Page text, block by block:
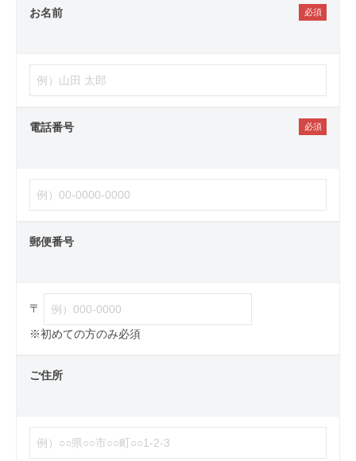
お名前
電話番号
郵便番号
〒
※初めての方のみ必須
ご住所